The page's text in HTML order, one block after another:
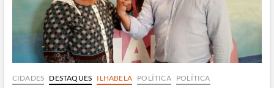
CIDADES DESTAQUES ILHABELA POLÍTICA POLÍTICA